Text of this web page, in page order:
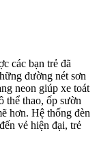
các bạn trẻ đã
đường nét sơn
neon giúp xe toát
thể thao, ốp sườn
hơn. Hệ thống đèn
vẻ hiện đại, trẻ